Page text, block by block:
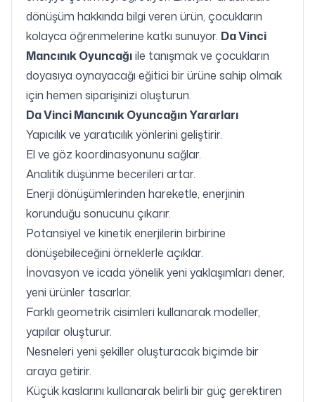
dönüşüm hakkında bilgi veren ürün, çocukların
kolayca öğrenmelerine katkı sunuyor. Da Vinci
Mancınık Oyuncağıile tanışmak ve çocukların
doyasıya oynayacağı eğitici bir ürüne sahip olmak
için hemen siparişinizi oluşturun.
Da Vinci Mancınık Oyuncağın Yararları
Yapıcılık ve yaratıcılık yönlerini geliştirir.
El ve göz koordinasyonunu sağlar.
Analitik düşünme becerileri artar.
Enerji dönüşümlerinden hareketle, enerjinin
korunduğu sonucunu çıkarır.
Potansiyel ve kinetik enerjilerin birbirine
dönüşebileceğini örneklerle açıklar.
İnovasyon ve icada yönelik yeni yaklaşımları dener,
yeni ürünler tasarlar.
Farklı geometrik cisimleri kullanarak modeller,
yapılar oluşturur.
Nesneleri yeni şekiller oluşturacak biçimde bir
araya getirir.
Küçük kaslarını kullanarak belirli bir güç gerektiren